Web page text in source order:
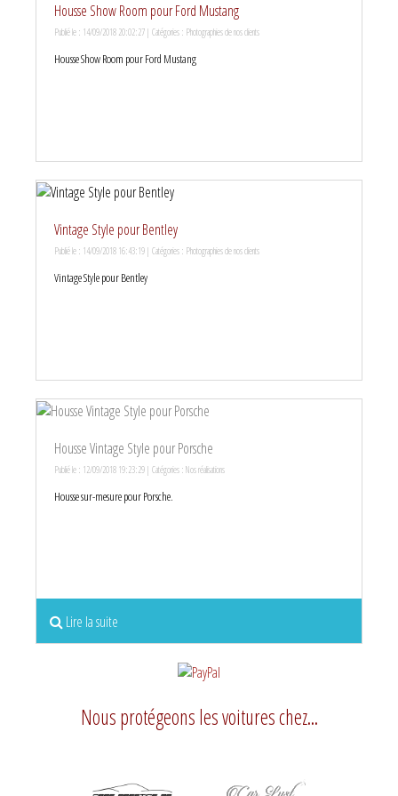
Housse Show Room pour Ford Mustang
Publié le : 14/09/2018 20:02:27 | Catégories : Photographies de nos clients
Housse Show Room pour Ford Mustang
Vintage Style pour Bentley
Publié le : 14/09/2018 16:43:19 | Catégories : Photographies de nos clients
Vintage Style pour Bentley
Housse Vintage Style pour Porsche
Publié le : 12/09/2018 19:23:29 | Catégories : Nos réalisations
Housse sur-mesure pour Porsche.
Lire la suite
Nous protégeons les voitures chez...